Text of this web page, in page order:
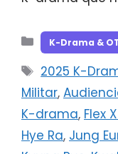
Categorias
K-Drama &
Tags
2025 K-
Militar,
K-drama, Flex
Hye Ra, Jung